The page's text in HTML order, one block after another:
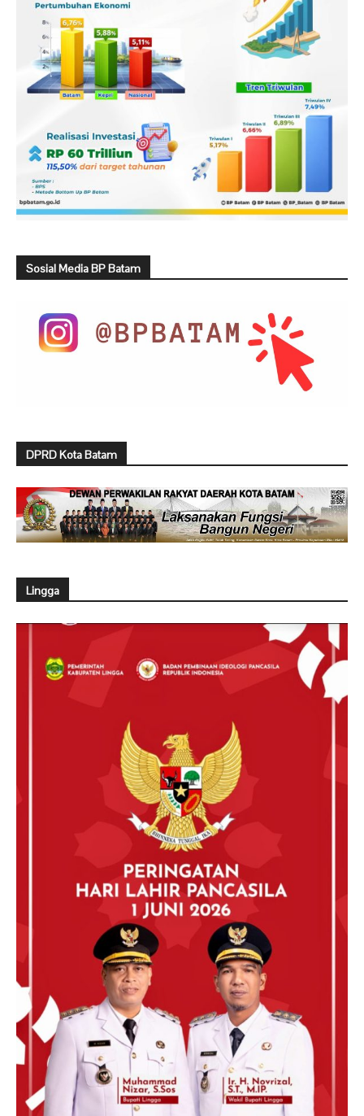
Sosial Media BP Batam
DPRD Kota Batam
Lingga